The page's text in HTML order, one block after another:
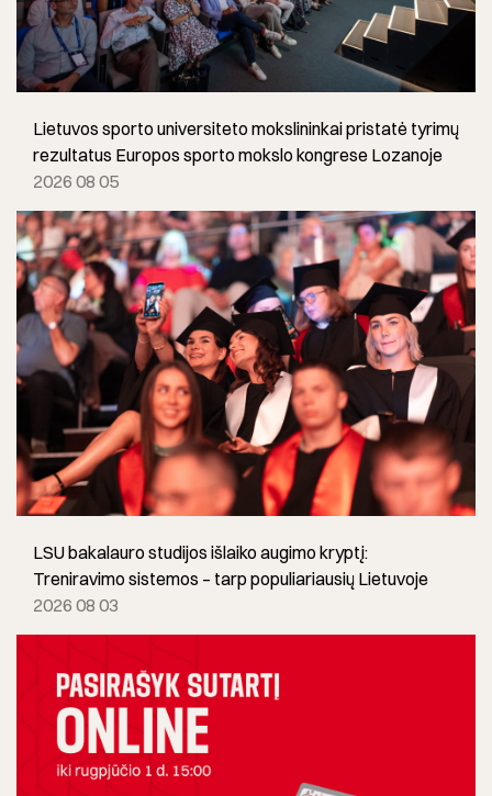
Lietuvos sporto universiteto mokslininkai pristatė tyrimų
rezultatus Europos sporto mokslo kongrese Lozanoje
2026 08 05
LSU bakalauro studijos išlaiko augimo kryptį:
Treniravimo sistemos – tarp populiariausių Lietuvoje
2026 08 03